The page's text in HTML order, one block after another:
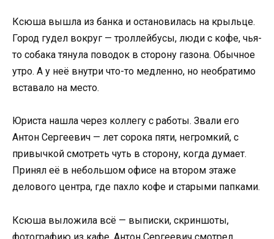
Ксюша вышла из банка и остановилась на крыльце.
Город гудел вокруг — троллейбусы, люди с кофе, чья-
то собака тянула поводок в сторону газона. Обычное
утро. А у неё внутри что-то медленно, но необратимо
вставало на место.
Юриста нашла через коллегу с работы. Звали его
Антон Сергеевич — лет сорока пяти, негромкий, с
привычкой смотреть чуть в сторону, когда думает.
Принял её в небольшом офисе на втором этаже
делового центра, где пахло кофе и старыми папками.
Ксюша выложила всё — выписки, скриншоты,
фотографию из кафе. Антон Сергеевич смотрел